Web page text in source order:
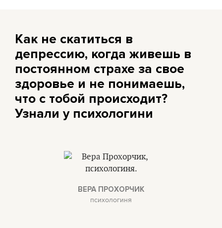
Как не скатиться в
депрессию, когда живешь в
постоянном страхе за свое
здоровье и не понимаешь,
что с тобой происходит?
Узнали у психологини
ВЕРА ПРОХОРЧИК
психологиня